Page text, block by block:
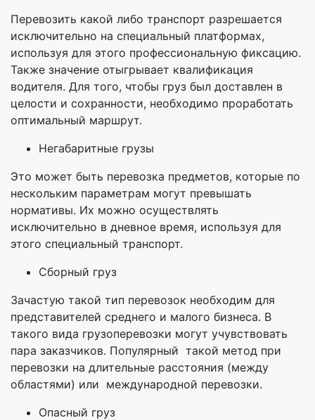
Перевозить какой либо транспорт разрешается
исключительно на специальный платформах,
используя для этого профессиональную фиксацию.
Также значение отыгрывает квалификация
водителя. Для того, чтобы груз был доставлен в
целости и сохранности, необходимо проработать
оптимальный маршрут.
Негабаритные грузы
Это может быть перевозка предметов, которые по
нескольким параметрам могут превышать
нормативы. Их можно осуществлять
исключительно в дневное время, используя для
этого специальный транспорт.
Сборный груз
Зачастую такой тип перевозок необходим для
представителей среднего и малого бизнеса. В
такого вида грузоперевозки могут учувствовать
пара заказчиков. Популярный такой метод при
перевозки на длительные расстояния (между
областями) или международной перевозки.
Опасный груз